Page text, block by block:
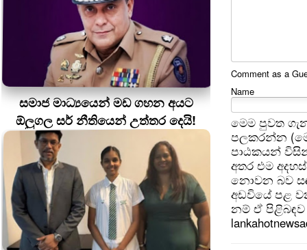
සමාජ මාධ්‍යයෙන් මඩ ගහන අයට
ඕලුගල සර් නීතියෙන් උත්තර දෙයි!
Comment as a
Name
මෙම පුවත
පලකරන්න
පාඨකයන්
අතර එම
නොවන බව
අඩවියේ පළ
නම් ඒ පිළිබඳව